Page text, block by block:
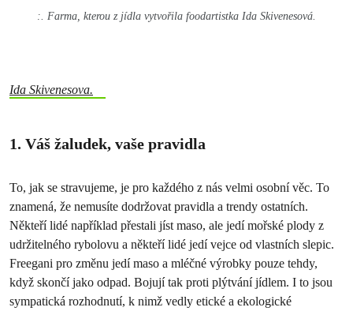
:. Farma, kterou z jídla vytvořila foodartistka Ida Skivenesová.
Ida Skivenesova.
1. Váš žaludek, vaše pravidla
To, jak se stravujeme, je pro každého z nás velmi osobní věc. To
znamená, že nemusíte dodržovat pravidla a trendy ostatních.
Někteří lidé například přestali jíst maso, ale jedí mořské plody z
udržitelného rybolovu a někteří lidé jedí vejce od vlastních slepic.
Freegani pro změnu jedí maso a mléčné výrobky pouze tehdy,
když skončí jako odpad. Bojují tak proti plýtvání jídlem. I to jsou
sympatická rozhodnutí, k nimž vedly etické a ekologické